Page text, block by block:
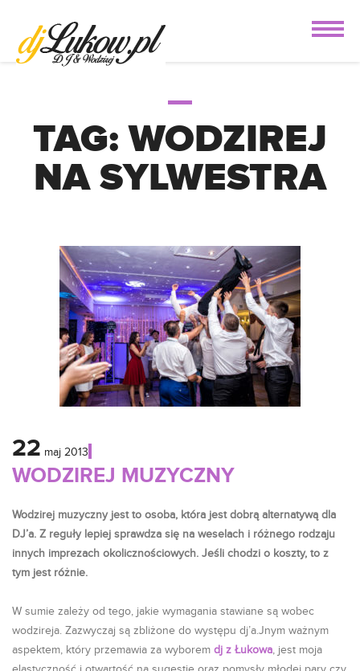
TAG:WODZIREJ
NA SYLWESTRA
22 maj 2013
WODZIREJ MUZYCZNY
Wodzirej muzyczny jest to osoba, która jest dobrą alternatywą dla
DJ’a. Z reguły lepiej sprawdza się na weselach i różnego rodzaju
innych imprezach okolicznościowych. Jeśli chodzi o koszty, to z
tym jest różnie.
W sumie zależy od tego, jakie wymagania stawiane są wobec
wodzireja. Zazwyczaj są zbliżone do występu dj’a.Jnym ważnym
aspektem, który przemawia za wyborem dj z Łukowa, jest moja